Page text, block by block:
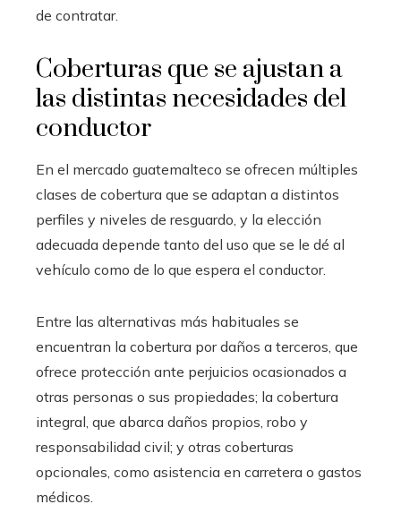
de contratar.
Coberturas que se ajustan a
las distintas necesidades del
conductor
En el mercado guatemalteco se ofrecen múltiples
clases de cobertura que se adaptan a distintos
perfiles y niveles de resguardo, y la elección
adecuada depende tanto del uso que se le dé al
vehículo como de lo que espera el conductor.
Entre las alternativas más habituales se
encuentran la cobertura por daños a terceros, que
ofrece protección ante perjuicios ocasionados a
otras personas o sus propiedades; la cobertura
integral, que abarca daños propios, robo y
responsabilidad civil; y otras coberturas
opcionales, como asistencia en carretera o gastos
médicos.